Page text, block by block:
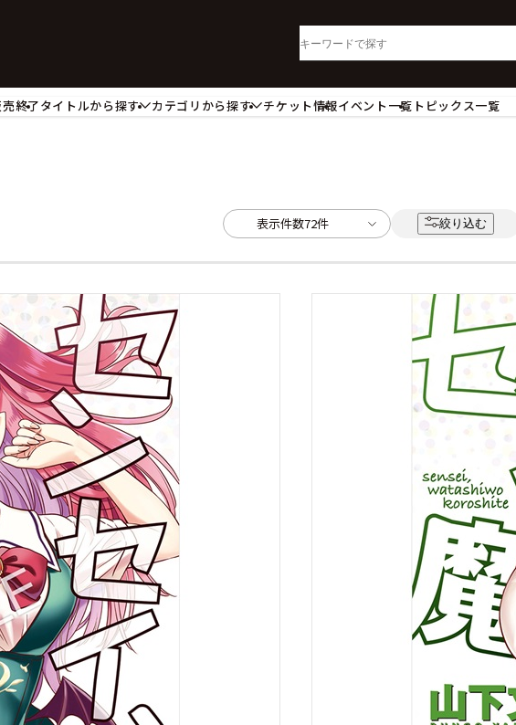
終了タイトルから探す
カテゴリから探す
食品・飲料品
食器
チケット情報イベント一覧 トピックス一覧
表示件数72件 絞り込む